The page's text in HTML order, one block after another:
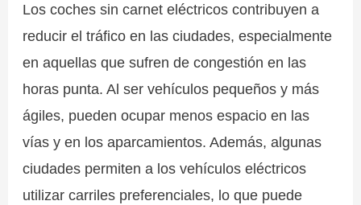
Los coches sin carnet eléctricos contribuyen a
reducir el tráfico en las ciudades, especialmente
en aquellas que sufren de congestión en las
horas punta. Al ser vehículos pequeños y más
ágiles, pueden ocupar menos espacio en las
vías y en los aparcamientos. Además, algunas
ciudades permiten a los vehículos eléctricos
utilizar carriles preferenciales, lo que puede